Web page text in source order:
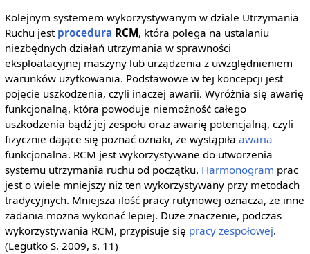
Kolejnym systemem wykorzystywanym w dziale Utrzymania
Ruchu jest procedura RCM, która polega na ustalaniu
niezbędnych działań utrzymania w sprawności
eksploatacyjnej maszyny lub urządzenia z uwzględnieniem
warunków użytkowania. Podstawowe w tej koncepcji jest
pojęcie uszkodzenia, czyli inaczej awarii. Wyróżnia się awarię
funkcjonalną, która powoduje niemożność całego
uszkodzenia bądź jej zespołu oraz awarię potencjalną, czyli
fizycznie dające się poznać oznaki, że wystąpiła awaria
funkcjonalna. RCM jest wykorzystywane do utworzenia
systemu utrzymania ruchu od początku. Harmonogram prac
jest o wiele mniejszy niż ten wykorzystywany przy metodach
tradycyjnych. Mniejsza ilość pracy rutynowej oznacza, że inne
zadania można wykonać lepiej. Duże znaczenie, podczas
wykorzystywania RCM, przypisuje się pracy zespołowej.
(Legutko S. 2009, s. 11)